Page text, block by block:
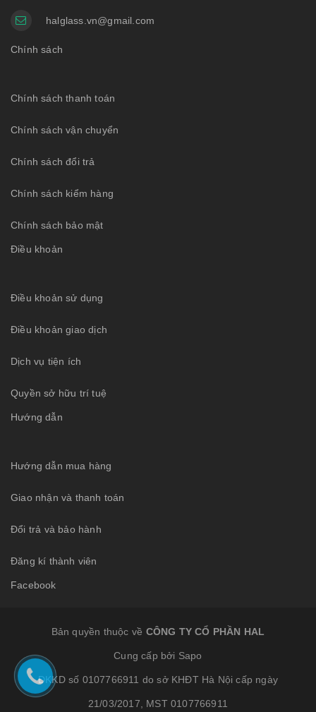
halglass.vn@gmail.com
Chính sách
Chính sách thanh toán
Chính sách vận chuyển
Chính sách đổi trả
Chính sách kiểm hàng
Chính sách bảo mật
Điều khoản
Điều khoản sử dụng
Điều khoản giao dịch
Dịch vụ tiện ích
Quyền sở hữu trí tuệ
Hướng dẫn
Hướng dẫn mua hàng
Giao nhận và thanh toán
Đổi trả và bảo hành
Đăng kí thành viên
Facebook
Bản quyền thuộc về CÔNG TY CỔ PHẦN HAL
Cung cấp bởi Sapo
ĐKKD số 0107766911 do sở KHĐT Hà Nội cấp ngày
21/03/2017, MST 0107766911